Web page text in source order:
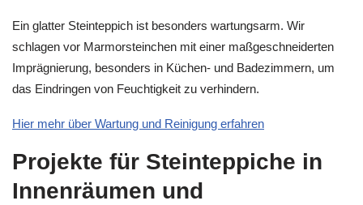
Ein glatter Steinteppich ist besonders wartungsarm. Wir
schlagen vor Marmorsteinchen mit einer maßgeschneiderten
Imprägnierung, besonders in Küchen- und Badezimmern, um
das Eindringen von Feuchtigkeit zu verhindern.
Hier mehr über Wartung und Reinigung erfahren
Projekte für Steinteppiche in
Innenräumen und